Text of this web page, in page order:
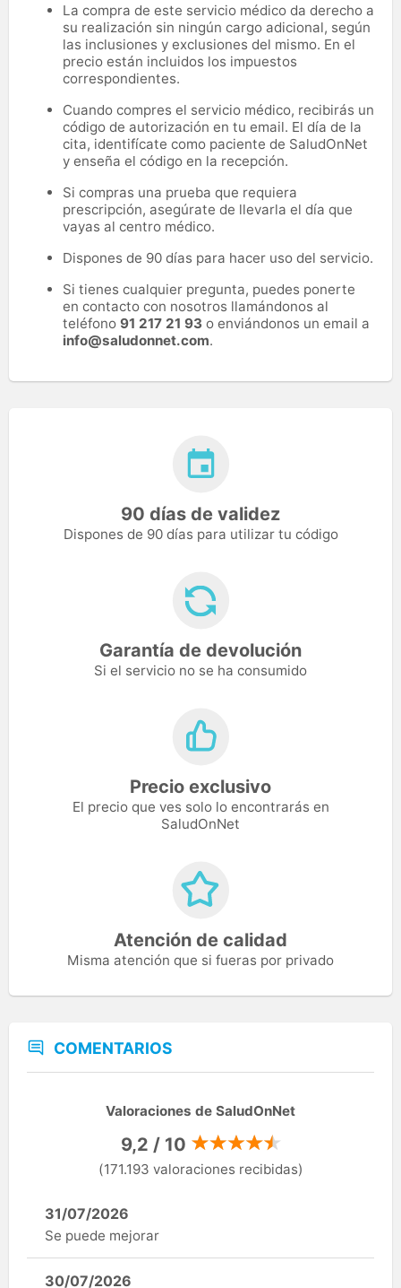
La compra de este servicio médico da derecho a
su realización sin ningún cargo adicional, según
las inclusiones y exclusiones del mismo. En el
precio están incluidos los impuestos
correspondientes.
Cuando compres el servicio médico, recibirás un
código de autorización en tu email. El día de la
cita, identifícate como paciente de SaludOnNet
y enseña el código en la recepción.
Si compras una prueba que requiera
prescripción, asegúrate de llevarla el día que
vayas al centro médico.
Dispones de 90 días para hacer uso del servicio.
Si tienes cualquier pregunta, puedes ponerte
en contacto con nosotros llamándonos al
teléfono 91 217 21 93 o enviándonos un email a
info@saludonnet.com.
90 días de validez
Dispones de 90 días para utilizar tu código
Garantía de devolución
Si el servicio no se ha consumido
Precio exclusivo
El precio que ves solo lo encontrarás en
SaludOnNet
Atención de calidad
Misma atención que si fueras por privado
COMENTARIOS
Valoraciones de SaludOnNet
9,2 / 10
(171.193 valoraciones recibidas)
31/07/2026
Se puede mejorar
30/07/2026